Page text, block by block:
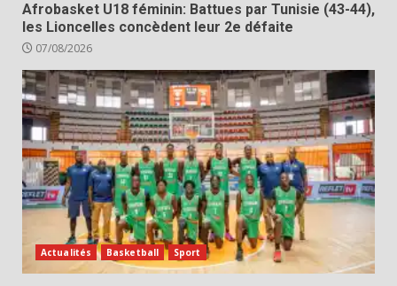
Afrobasket U18 féminin: Battues par Tunisie (43-44),
les Lioncelles concèdent leur 2e défaite
07/08/2026
Actualités Basketball Sport